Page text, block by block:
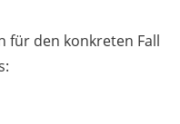
für den konkreten Fall